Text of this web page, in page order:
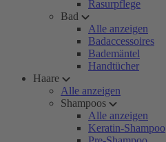
Rasurpflege
Bad
Alle anzeigen
Badaccessoires
Bademäntel
Handtücher
Haare
Alle anzeigen
Shampoos
Alle anzeigen
Keratin-Shampoo